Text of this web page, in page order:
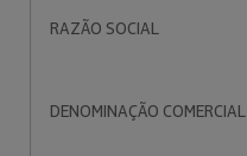
RAZÃO SOCIAL
DENOMINAÇÃO COMERCIAL